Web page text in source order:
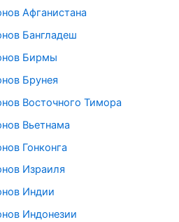
Афганистана
Бангладеш
Бирмы
Брунея
Восточного Тимора
Вьетнама
Гонконга
Израиля
Индии
Индонезии